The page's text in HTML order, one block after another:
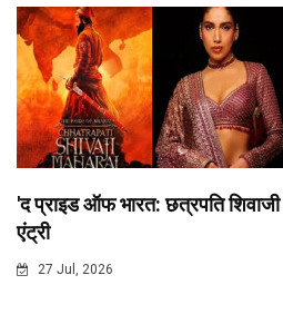
'द प्राइड ऑफ भारत: छत्रपति
एंट्री
27 Jul, 2026